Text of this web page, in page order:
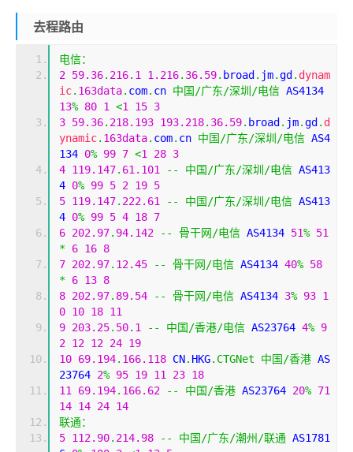
去程路由
电信：
2 59.36. 216.1 1.216. 36.59. broad . jm.gd . dynam
ic. 163data. com. cn 中国/广东/深圳/电信
13% 80 1 <1 15 3
3 59.36. 218.193 193.218. 36.59. broad . jm.gd . d
ynamic. 163data. com. cn 中国/广东/深圳/电信 AS4
134 0% 99 7 <1 28 3
4 119.147. 61.101 -- 中国/广东/深圳/电信 AS413
4 0% 99 5 2 19 5
5 119.147. 222.61 -- 中国/广东/深圳/电信 AS413
4 0% 99 5 4 18 7
6 202.97. 94.142 -- 骨干网/电信 AS4134 51% 51
* 6 16 8
7 202.97. 12.45 -- 骨干网/电信 AS4134 40% 58
* 6 13 8
8 202.97. 89.54 -- 骨干网/电信 AS4134 3% 93 1
0 10 18 11
9 203.25. 50.1 -- 中国/香港/电信 AS23764 4% 9
2 12 12 24 19
10 69.194. 166.118 CN. HKG. CTGNet 中国/香港 AS
23764 2% 95 19 11 23 18
11 69.194. 166.62 -- 中国/香港 AS23764 20% 71
14 14 24 14
联通：
5 112.90. 214.98 -- 中国/广东/潮州/联通 AS1781